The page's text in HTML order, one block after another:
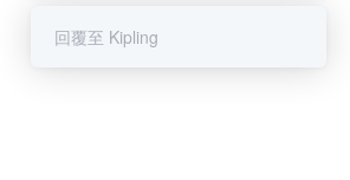
提醒您：系統會自動已讀訊息，如
回覆至 Kipling